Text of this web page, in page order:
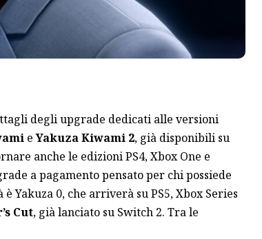
degli upgrade dedicati alle versioni
eYakuza Kiwami 2, già disponibili su
anche le edizioni PS4, Xbox One e
a pagamento pensato per chi possiede
Yakuza 0, che arriverà su PS5, Xbox Series
Cut, già lanciato su Switch 2. Tra le